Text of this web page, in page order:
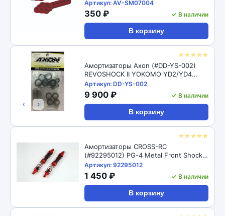
1/10, 2шт RC-Avtomag (#AV-SM07004)
1/10 RC Car Aluminum Shock Absorber
Adjust Plate Droop Mount
Артикул: AV-SM07004
350 ₽ ✓ В наличии
В корзину
☆☆☆☆☆
‹ ›
Амортизаторы Axon (#DD-YS-002)
REVOSHOCK II YOKOMO YD2/YD4
12/16
Артикул: DD-YS-002
9 900 ₽ ✓ В наличии
В корзину
☆☆☆☆☆
Амортизаторы CROSS-RC
(#92295012) PG-4 Metal Front Shock
98mm
Артикул: 92295012
1 450 ₽ ✓ В наличии
В корзину